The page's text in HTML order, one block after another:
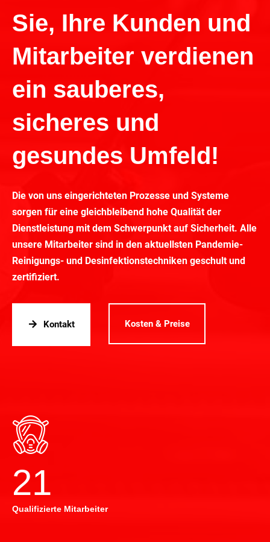
Sie, Ihre Kunden und
Mitarbeiter verdienen
ein sauberes,
sicheres und
gesundes Umfeld!
Die von uns eingerichteten Prozesse und Systeme
sorgen für eine gleichbleibend hohe Qualität der
Dienstleistung mit dem Schwerpunkt auf Sicherheit. Alle
unsere Mitarbeiter sind in den aktuellsten Pandemie-
Reinigungs- und Desinfektionstechniken geschult und
zertifiziert.
Kontakt Kosten & Preise
22
Qualifizierte Mitarbeiter